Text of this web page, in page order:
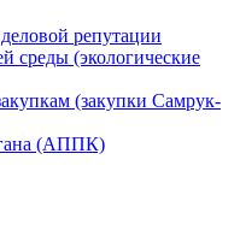
репутации
среды (экологические
(закупки Самрук-
(АППК)